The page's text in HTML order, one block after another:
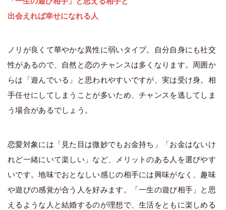
出会えれば幸せになれる人
ノリが良くて華やかな異性に弱いタイプ。自分自身にも社交
性があるので、自然と恋のチャンスは多くなります。周囲か
らは「遊んでいる」と思われやすいですが、実は受け身。相
手任せにしてしまうことが多いため、チャンスを逃してしま
う場合があるでしょう。
恋愛対象には「見た目は微妙でもお金持ち」「お金はないけ
れど一緒にいて楽しい」など、メリットのある人を選びやす
いです。地味でおとなしい感じの相手には興味がなく、趣味
や遊びの感覚が合う人を好みます。「一生の遊び相手」と思
えるような人と結婚するのが理想で、生活をともに楽しめる